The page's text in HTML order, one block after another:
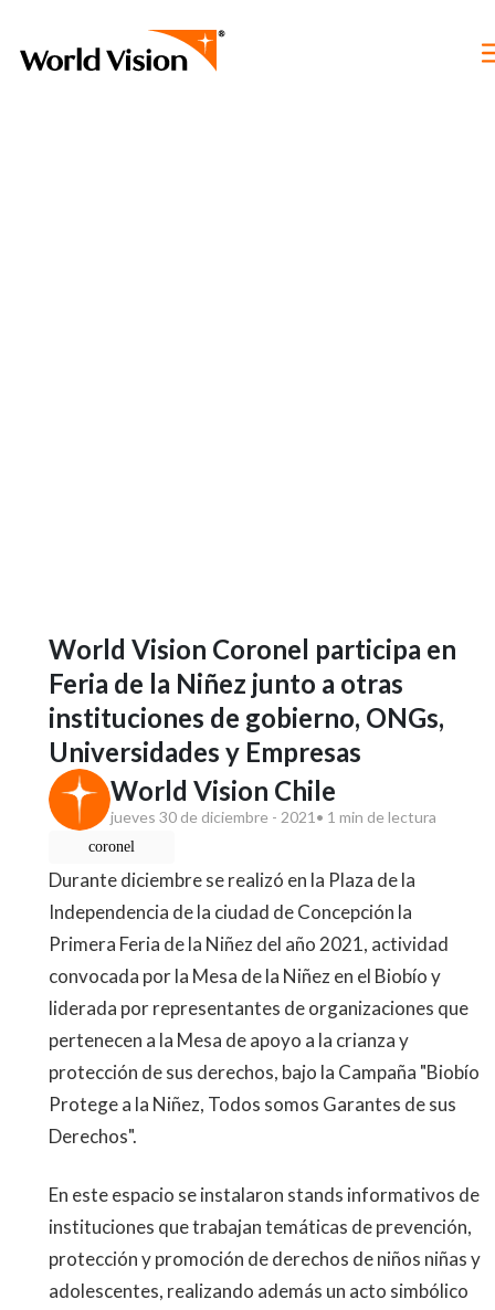
World Vision Coronel participa en
Feria de la Niñez junto a otras
instituciones de gobierno, ONGs,
Universidades y Empresas
World Vision Chile
jueves 30 de diciembre - 2021 • 1 min de lectura
coronel
Durante diciembre se realizó en la Plaza de la
Independencia de la ciudad de Concepción la
Primera Feria de la Niñez del año 2021, actividad
convocada por la Mesa de la Niñez en el Biobío y
liderada por representantes de organizaciones que
pertenecen a la Mesa de apoyo a la crianza y
protección de sus derechos, bajo la Campaña "Biobío
Protege a la Niñez, Todos somos Garantes de sus
Derechos".
En este espacio se instalaron stands informativos de
instituciones que trabajan temáticas de prevención,
protección y promoción de derechos de niños niñas y
adolescentes, realizando además un acto simbólico